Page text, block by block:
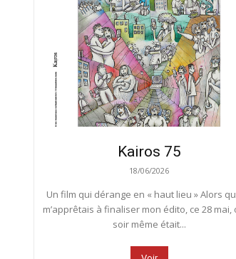
Kairos 75
18/06/2026
Un film qui dérange en « haut lieu » Alors
m’apprêtais à finaliser mon édito, ce 28 mai,
soir même était...